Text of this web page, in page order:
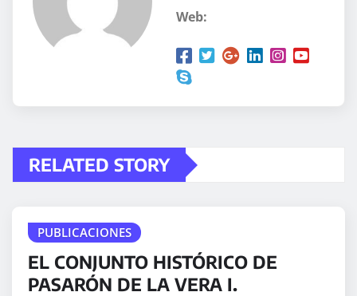
.
Web:
RELATED STORY
PUBLICACIONES
EL CONJUNTO HISTÓRICO DE
PASARÓN DE LA VERA I.